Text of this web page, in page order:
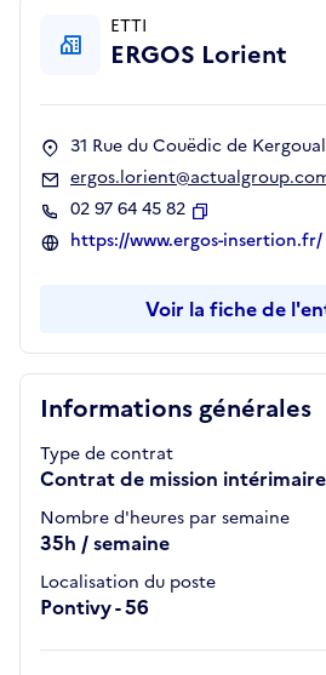
Informations générales
Type de contrat
Contrat de mission intérimaire
Nombre d'heures par semaine
35h / semaine
Localisation du poste
Pontivy - 56
ETTI
ERGOS Lorient
31 Rue du Couëdic de
02 97 64 45 82
Copier
https://www.ergos-insertion.fr/
Voir la fiche de